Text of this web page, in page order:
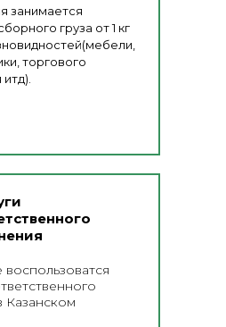
занимается
груза от 1 кг
торгового
Казанском